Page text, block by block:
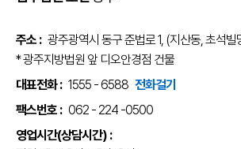
주소 : 광주광역시 동구 준법로 1, (지산동, 초석빌
* 광주지방법원 앞 디오안경점 건물
대표전화 : 1555 - 6588 전화걸기
팩스번호 : 062 - 224 -0500
영업시간(상담시간) :